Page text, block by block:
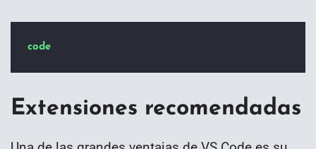
code
Extensiones recomendadas